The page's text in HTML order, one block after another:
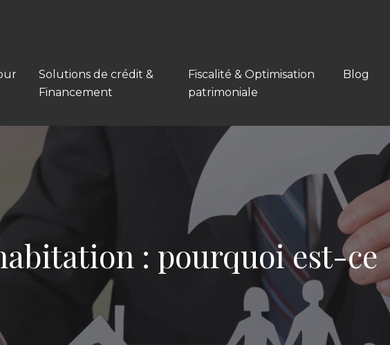
Solutions de crédit &
Financement
Fiscalité & Optimisation
patrimoniale
Blog
: pourquoi est-ce